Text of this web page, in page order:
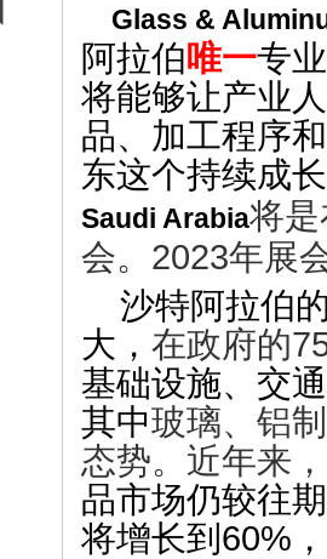
Glass &
阿拉伯唯一专
将能够让产业
品、加工程序
东这个持续成
Saudi Arabia将
会。 2023年展
沙特阿拉伯
大， 在政府的
基础设施、交
其中玻璃、铝
态势。近年来，
品市场仍较往
将增长到 60%